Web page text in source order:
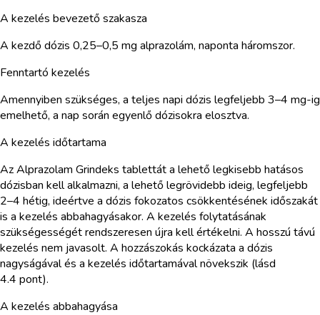
A kezelés bevezető szakasza
A kezdő dózis 0,25–0,5 mg alprazolám, naponta háromszor.
Fenntartó kezelés
Amennyiben szükséges, a teljes napi dózis legfeljebb 3–4 mg-ig
emelhető, a nap során egyenlő dózisokra elosztva.
A kezelés időtartama
Az Alprazolam Grindeks tablettát a lehető legkisebb hatásos
dózisban kell alkalmazni, a lehető legrövidebb ideig, legfeljebb
2–4 hétig, ideértve a dózis fokozatos csökkentésének időszakát
is a kezelés abbahagyásakor. A kezelés folytatásának
szükségességét rendszeresen újra kell értékelni. A hosszú távú
kezelés nem javasolt. A hozzászokás kockázata a dózis
nagyságával és a kezelés időtartamával növekszik (lásd
4.4 pont).
A kezelés abbahagyása